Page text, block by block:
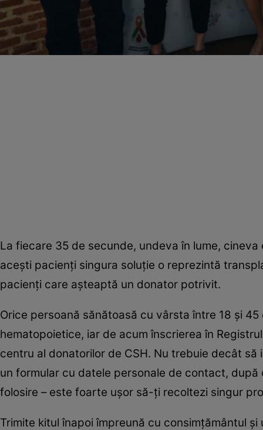
La fiecare 35 de secunde, undeva în lume,
aceşti pacienţi singura soluţie o reprezintă
pacienţi care aşteaptă un donator potrivit.
Orice persoană sănătoasă cu vârsta între 18 şi
hematopoietice, iar de acum înscrierea în
centru al donatorilor de CSH. Nu trebuie decât să
un formular cu datele personale de contact,
folosire – este foarte uşor să-ţi recoltezi singur
Trimite kitul înapoi împreună cu consimţământul